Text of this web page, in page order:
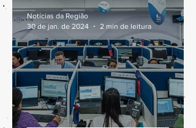
Notícias da Região
30 de jan. de 2024
2 min de leitura